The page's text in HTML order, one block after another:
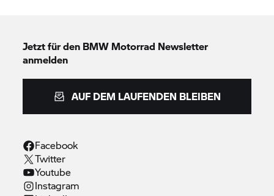
Jetzt für den BMW Motorrad Newsletter
anmelden
AUF DEM LAUFENDEN BLEIBEN
Facebook
Twitter
Youtube
Instagram